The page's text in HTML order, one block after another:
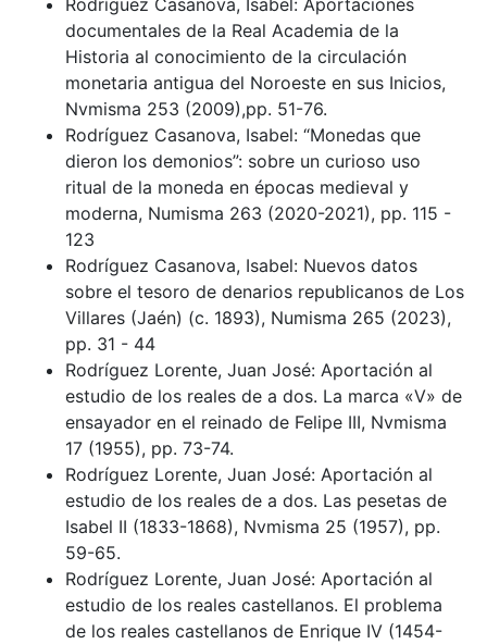
Rodríguez Casanova, Isabel: Aportaciones
documentales de la Real Academia de la
Historia al conocimiento de la circulación
monetaria antigua del Noroeste en sus Inicios,
Nvmisma 253 (2009),pp. 51-76.
Rodríguez Casanova, Isabel: “Monedas que
dieron los demonios”: sobre un curioso uso
ritual de la moneda en épocas medieval y
moderna, Numisma 263 (2020-2021), pp. 115 -
123
Rodríguez Casanova, Isabel: Nuevos datos
sobre el tesoro de denarios republicanos de Los
Villares (Jaén) (c. 1893), Numisma 265 (2023),
pp. 31 - 44
Rodríguez Lorente, Juan José: Aportación al
estudio de los reales de a dos. La marca «V» de
ensayador en el reinado de Felipe III, Nvmisma
17 (1955), pp. 73-74.
Rodríguez Lorente, Juan José: Aportación al
estudio de los reales de a dos. Las pesetas de
Isabel II (1833-1868), Nvmisma 25 (1957), pp.
59-65.
Rodríguez Lorente, Juan José: Aportación al
estudio de los reales castellanos. El problema
de los reales castellanos de Enrique IV (1454-